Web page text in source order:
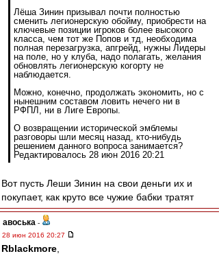
Лёша Зинин призывал почти полностью
сменить легионерскую обойму, приобрести на
ключевые позиции игроков более высокого
класса, чем тот же Попов и тд, необходима
полная перезагрузка, апгрейд, нужны Лидеры
на поле, но у клуба, надо полагать, желания
обновлять легионерскую когорту не
наблюдается.
Можно, конечно, продолжать экономить, но с
нынешним составом ловить нечего ни в
РФПЛ, ни в Лиге Европы.
О возвращении исторической эмблемы
разговоры шли месяц назад, кто-нибудь
решением данного вопроса занимается?
Редактировалось 28 июн 2016 20:21
Вот пусть Леши Зинин на свои деньги их и
покупает, как круто все чужие бабки тратят
авоська -
28 июн 2016 20:27
Rblackmore